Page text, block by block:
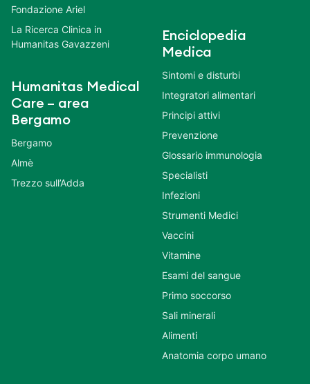
Fondazione Ariel
La Ricerca Clinica in
Humanitas Gavazzeni
Humanitas Medical
Care – area
Bergamo
Bergamo
Almè
Trezzo sull’Adda
Enciclopedia
Medica
Sintomi e disturbi
Integratori alimentari
Principi attivi
Prevenzione
Glossario immunologia
Specialisti
Infezioni
Strumenti Medici
Vaccini
Vitamine
Esami del sangue
Primo soccorso
Sali minerali
Alimenti
Anatomia corpo umano